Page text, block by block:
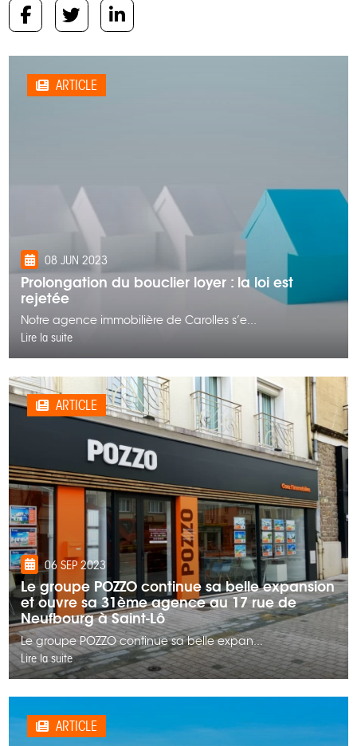
ARTICLE
08 JUN 2023
Prolongation du bouclier loyer : la loi est
rejetée
Notre agence immobilière de Carolles s’e...
Lire la suite
ARTICLE
06 SEP 2023
Le groupe POZZO continue sa belle expansion
et ouvre sa 31ème agence au 17 rue de
Neufbourg à Saint-Lô
Le groupe POZZO continue sa belle expan...
Lire la suite
ARTICLE